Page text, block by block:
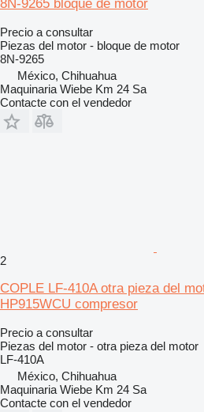
8N-9265 bloque de motor
Precio a consultar
Piezas del motor - bloque de motor
8N-9265
México, Chihuahua
Maquinaria Wiebe Km 24 Sa
Contacte con el vendedor
2
COPLE LF-410A otra pieza del
HP915WCU compresor
Precio a consultar
Piezas del motor - otra pieza del motor
LF-410A
México, Chihuahua
Maquinaria Wiebe Km 24 Sa
Contacte con el vendedor